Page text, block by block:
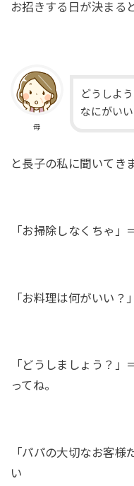
お招きする日が決まる
母
どうしよ
なにがいい
と長子の私に聞いてきま
「お掃除しなくちゃ
「お料理は何がいい？
「どうしましょう？
ってね。
「パパの大切なお客
い